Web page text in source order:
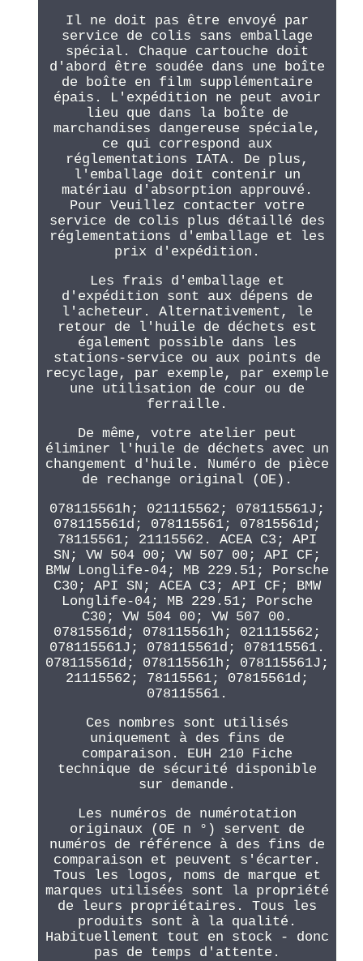
Il ne doit pas être envoyé par
service de colis sans emballage
spécial. Chaque cartouche doit
d'abord être soudée dans une boîte
de boîte en film supplémentaire
épais. L'expédition ne peut avoir
lieu que dans la boîte de
marchandises dangereuse spéciale,
ce qui correspond aux
réglementations IATA. De plus,
l'emballage doit contenir un
matériau d'absorption approuvé.
Pour Veuillez contacter votre
service de colis plus détaillé des
réglementations d'emballage et les
prix d'expédition.
Les frais d'emballage et
d'expédition sont aux dépens de
l'acheteur. Alternativement, le
retour de l'huile de déchets est
également possible dans les
stations-service ou aux points de
recyclage, par exemple, par exemple
une utilisation de cour ou de
ferraille.
De même, votre atelier peut
éliminer l'huile de déchets avec un
changement d'huile. Numéro de pièce
de rechange original (OE).
078115561h; 021115562; 078115561J;
078115561d; 078115561; 07815561d;
78115561; 21115562. ACEA C3; API
SN; VW 504 00; VW 507 00; API CF;
BMW Longlife-04; MB 229.51; Porsche
C30; API SN; ACEA C3; API CF; BMW
Longlife-04; MB 229.51; Porsche
C30; VW 504 00; VW 507 00.
07815561d; 078115561h; 021115562;
078115561J; 078115561d; 078115561.
078115561d; 078115561h; 078115561J;
21115562; 78115561; 07815561d;
078115561.
Ces nombres sont utilisés
uniquement à des fins de
comparaison. EUH 210 Fiche
technique de sécurité disponible
sur demande.
Les numéros de numérotation
originaux (OE n °) servent de
numéros de référence à des fins de
comparaison et peuvent s'écarter.
Tous les logos, noms de marque et
marques utilisées sont la propriété
de leurs propriétaires. Tous les
produits sont à la qualité.
Habituellement tout en stock - donc
pas de temps d'attente.